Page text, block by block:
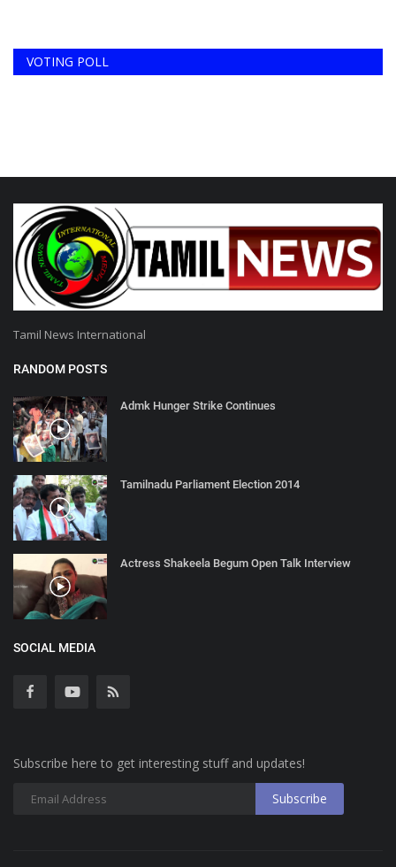
VOTING POLL
Tamil News International
RANDOM POSTS
Admk Hunger Strike Continues
Tamilnadu Parliament Election 2014
Actress Shakeela Begum Open Talk Interview
SOCIAL MEDIA
Subscribe here to get interesting stuff and updates!